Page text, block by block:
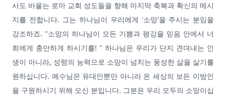
사도 바울는 로마 교회 성도들을 향해 마지막 축복과 확신의 메시
지를 전합니다. 그는 하나님이 우리에게 '소망'을 주시는 분임을
강조하죠. "소망의 하나님이 모든 기쁨과 평강을 믿음 안에서 너
희에게 충만하게 하시기를! " 하나님은 우리가 단지 견뎌내는 인
생이 아니라, 성령의 능력으로 소망이 넘치는 풍성한 삶을 살기를
원하십니다. 예수님은 유대인뿐만 아니라 온 세상의 보든 이방인
을 구원하시기 위해 오신 분입니다. 그분은 우리 모두의 소망이십